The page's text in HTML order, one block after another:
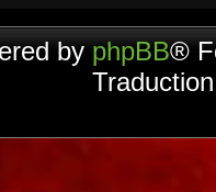
by phpBB®